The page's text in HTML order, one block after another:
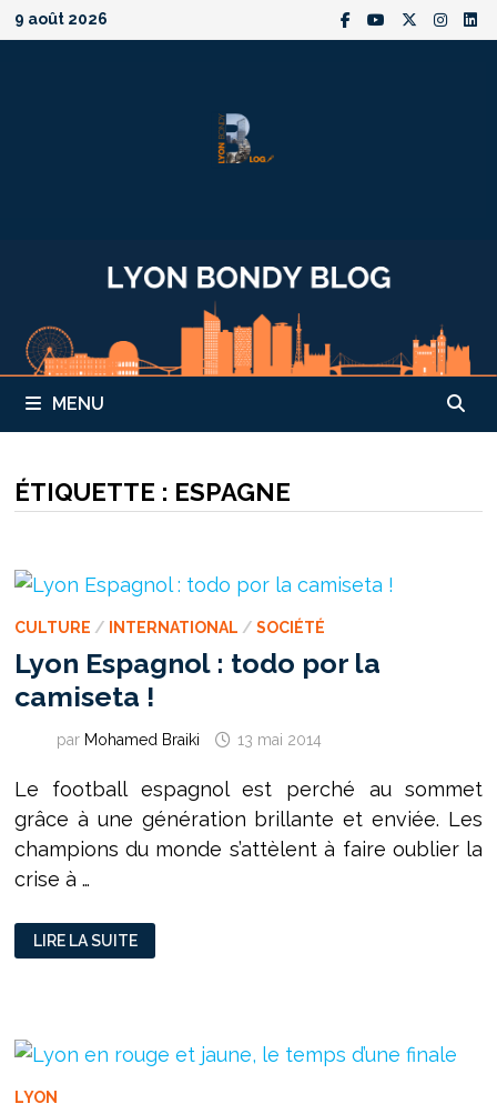
Passer
au
9 août 2026
MENU
ÉTIQUETTE : ESPAGNE
CULTURE / INTERNATIONAL / SOCIÉTÉ
Lyon Espagnol : todo por la
camiseta !
par Mohamed Braiki 13 mai 2014
Le football espagnol est perché au sommet
grâce à une génération brillante et enviée. Les
champions du monde s’attèlent à faire oublier la
crise à …
LYON
ESPAGNOL
:
LIRE LA SUITE
LYON